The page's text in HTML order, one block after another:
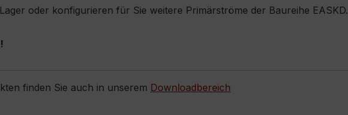
oder konfigurieren für Sie weitere Primärströme der Baureihe EASKD.
finden Sie auch in unserem Downloadbereich